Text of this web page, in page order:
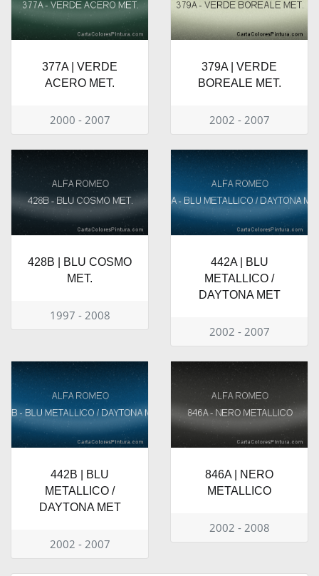
377A | VERDE
ACERO MET.
2000 - 2007
379A | VERDE
BOREALE MET.
2002 - 2007
428B | BLU COSMO
MET.
1997 - 2008
442A | BLU
METALLICO /
DAYTONA MET
2002 - 2007
442B | BLU
METALLICO /
DAYTONA MET
2002 - 2007
846A | NERO
METALLICO
2002 - 2008